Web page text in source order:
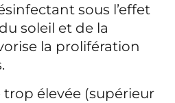
sous l’effet
soleil et de la
la prolifération
élevée (supérieur